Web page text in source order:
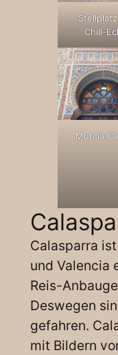
Chill-
Murcia
Calasparra
und Valencia
Reis-
Deswegen
gefahren.
mit Bildern